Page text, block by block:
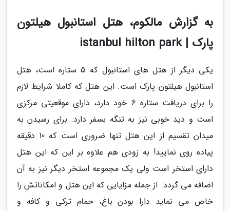
به گزارش مالکوم، هتل استانبول هیلتون
پارک | istanbul hilton park
یکی دیگر از هتل های استانبول که 5 ستاره است، هتل
استانبول هیلتون پارک است. این هتل که کاملا شرایط لازم
را برای دریافت ستاره 6 خود دارد، دارای موقعیتی مرکزی
است و دید خوبی نیز به تنگه بسفر دارد. برای رسیدن به
میدان تقسیم از این هتل تنها ضروری است که 10 دقیقه
پیاده روی نمایید! به زودی هم علاوه بر این که این هتل
دارای استخر است ولی یک مجموعه استخر دیگر نیز به آن
اضافه می گردد. از جمله مزایایی که این هتل و امکاناتش را
خاص می نماید دارا بودن باغ، حمام ترکی و کافه و